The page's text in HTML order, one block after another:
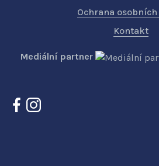
Ochrana
Kontakt
Mediální partner